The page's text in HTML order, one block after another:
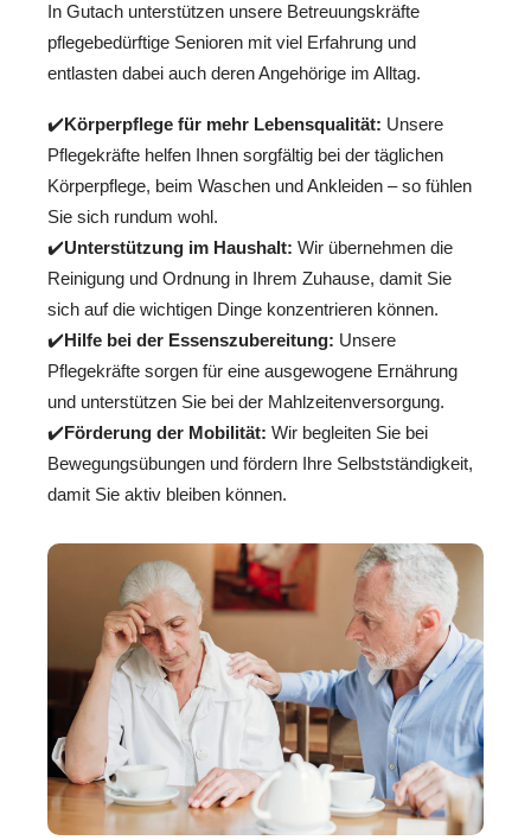
In Gutach unterstützen unsere Betreuungskräfte
pflegebedürftige Senioren mit viel Erfahrung und
entlasten dabei auch deren Angehörige im Alltag.
✔️Körperpflege für mehr Lebensqualität: Unsere
Pflegekräfte helfen Ihnen sorgfältig bei der täglichen
Körperpflege, beim Waschen und Ankleiden – so fühlen
Sie sich rundum wohl.
✔️Unterstützung im Haushalt: Wir übernehmen die
Reinigung und Ordnung in Ihrem Zuhause, damit Sie
sich auf die wichtigen Dinge konzentrieren können.
✔️Hilfe bei der Essenszubereitung: Unsere
Pflegekräfte sorgen für eine ausgewogene Ernährung
und unterstützen Sie bei der Mahlzeitenversorgung.
✔️Förderung der Mobilität: Wir begleiten Sie bei
Bewegungsübungen und fördern Ihre Selbstständigkeit,
damit Sie aktiv bleiben können.